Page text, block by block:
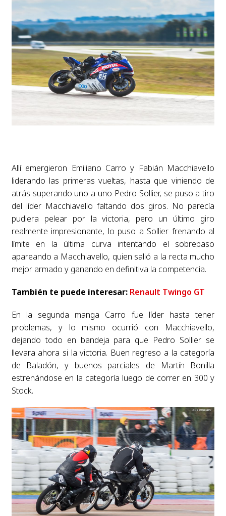
Allí emergieron Emiliano Carro y Fabián Macchiavello
liderando las primeras vueltas, hasta que viniendo de
atrás superando uno a uno Pedro Sollier, se puso atiro
del líder Macchiavello faltando dos giros. No parecía
pudiera pelear por la victoria, pero un último giro
realmente impresionante, lo puso a Sollier frenando al
límite en la última curva intentando el sobrepaso
apareando a Macchiavello, quien salió a la recta mucho
mejor armado y ganando en definitiva la competencia.
También te puede interesar: Renault Twingo GT
En la segunda manga Carro fue líder hasta tener
problemas, y lo mismo ocurrió con Macchiavello,
dejando todo en bandeja para que Pedro Sollier se
llevara ahora si la victoria. Buen regreso a la categoría
de Baladón, y buenos parciales de Martín Bonilla
estrenándose en la categoría luego de correr en 300 y
Stock.